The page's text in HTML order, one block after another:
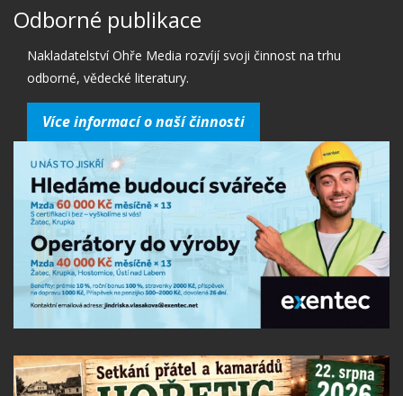
Odborné publikace
Nakladatelství Ohře Media rozvíjí svoji činnost na trhu
odborné, vědecké literatury.
Více informací o naší činnosti